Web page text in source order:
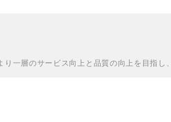
一層のサービス向上と品質の向上を目指